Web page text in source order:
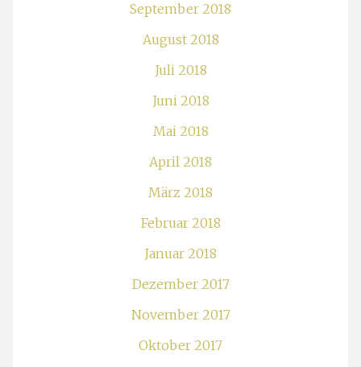
September 2018
August 2018
Juli 2018
Juni 2018
Mai 2018
April 2018
März 2018
Februar 2018
Januar 2018
Dezember 2017
November 2017
Oktober 2017